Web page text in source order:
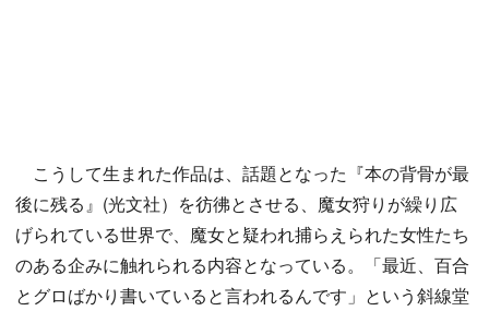
こうして生まれた作品は、話題となった『本の背骨が最
後に残る』(光文社）を彷彿とさせる、魔女狩りが繰り広
げられている世界で、魔女と疑われ捕らえられた女性たち
のある企みに触れられる内容となっている。「最近、百合
とグロばかり書いていると言われるんです」という斜線堂